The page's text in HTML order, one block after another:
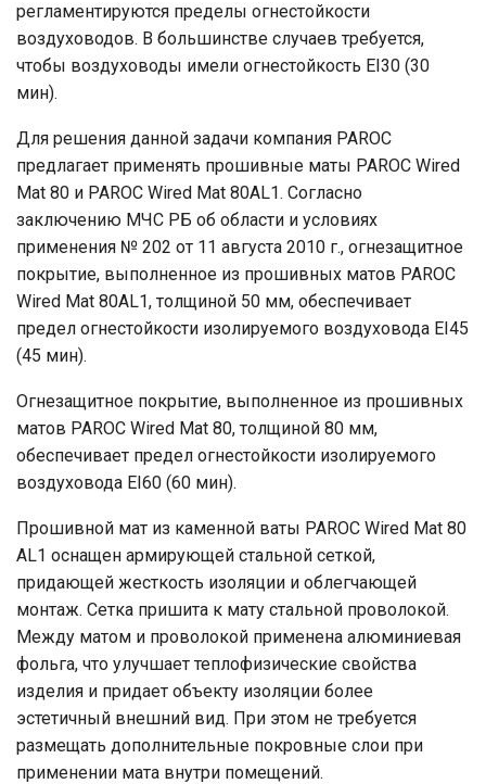
регламентируются пределы огнестойкости
воздуховодов. В большинстве случаев требуется,
чтобы воздуховоды имели огнестойкость EI30 (30
мин).
Для решения данной задачи компания PAROC
предлагает применять прошивные маты PAROC Wired
Mat 80 и PAROC Wired Mat 80AL1. Согласно
заключению МЧС РБ об области и условиях
применения № 202 от 11 августа 2010 г., огнезащитное
покрытие, выполненное из прошивных матов PAROC
Wired Mat 80AL1, толщиной 50 мм, обес­печивает
предел огнестойкости изолируемого воздуховода EI45
(45 мин).
Огнезащитное покрытие, выполненное из прошивных
матов PAROC Wired Mat 80, толщиной 80 мм,
обеспечивает предел огнестойкости изолируемого
воздуховода EI60 (60 мин).
Прошивной мат из каменной ваты PAROC Wired Mat 80
AL1 оснащен армирующей стальной сеткой,
придающей жесткость изоляции и облегчающей
монтаж. Сетка пришита к мату стальной проволокой.
Между матом и проволокой применена алюминиевая
фольга, что улучшает теплофизические свойства
изделия и придает объекту изоляции более
эстетичный внешний вид. При этом не требуется
размещать дополнительные покровные слои при
применении мата внутри помещений.